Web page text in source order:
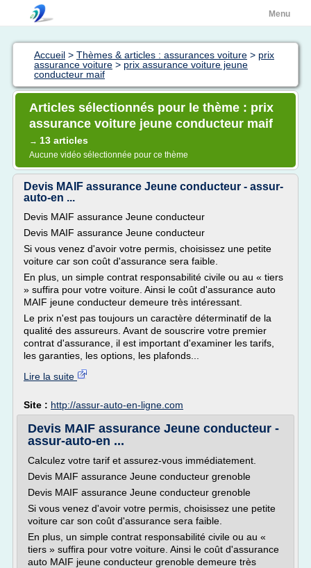
Menu
Accueil > Thèmes & articles : assurances voiture > prix
assurance voiture > prix assurance voiture jeune
conducteur maif
Articles sélectionnés pour le thème : prix
assurance voiture jeune conducteur maif
→ 13 articles
Aucune vidéo sélectionnée pour ce thème
Devis MAIF assurance Jeune conducteur - assur-
auto-en ...
Devis MAIF assurance Jeune conducteur
Devis MAIF assurance Jeune conducteur
Si vous venez d'avoir votre permis, choisissez une petite
voiture car son coût d'assurance sera faible.
En plus, un simple contrat responsabilité civile ou au « tiers
» suffira pour votre voiture. Ainsi le coût d'assurance auto
MAIF jeune conducteur demeure très intéressant.
Le prix n'est pas toujours un caractère déterminatif de la
qualité des assureurs. Avant de souscrire votre premier
contrat d'assurance, il est important d'examiner les tarifs,
les garanties, les options, les plafonds...
Lire la suite
Site : http://assur-auto-en-ligne.com
Devis MAIF assurance Jeune conducteur -
assur-auto-en ...
Calculez votre tarif et assurez-vous immédiatement.
Devis MAIF assurance Jeune conducteur grenoble
Devis MAIF assurance Jeune conducteur grenoble
Si vous venez d'avoir votre permis, choisissez une petite
voiture car son coût d'assurance sera faible.
En plus, un simple contrat responsabilité civile ou au «
tiers » suffira pour votre voiture. Ainsi le coût d'assurance
auto MAIF jeune conducteur grenoble demeure très